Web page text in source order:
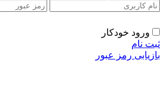
ورود خودکار
نام
رمز عبور